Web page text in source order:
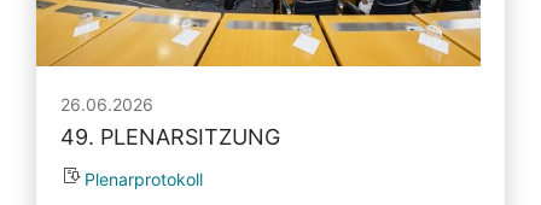
26.06.2026
49. PLENARSITZUNG
Plenarprotokoll